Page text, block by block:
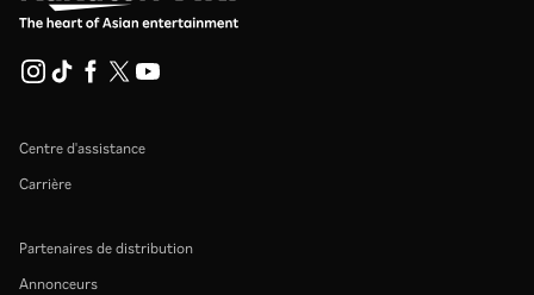
Centre d'assistance
Carrière
Partenaires de distribution
Annonceurs